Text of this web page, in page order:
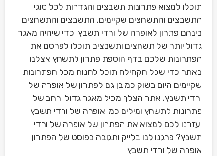
תוכלו למצוא פתרונות תשבצים והגדרות לכל סוגי
התשבצים והתשחצים שקיימים. התשבצים והתשחצים
בינהם פתרון לאופרה של ורדי תשבץ. כדי שיהיה מאגר
גדול יותר של תשחצים ותשבצים תוכלו לפרסם את
הפתרונות שלכם בדף הוספת פתרון לתשחץ אצלנו
באתר כדי שכל הקהילה תוכל להנות מכל הפתרונות
שקיימים היום בשוק כמובן גם לפתרון של אופרה של
ורדי תשבץ. אתר הצלף מכיל מאגר גדול ורחב של
פתרונות לתשחץ ומילים כמו אופרה של ורדי תשבץ
עזרנו לכם למצוא את הפתרון של אופרה של ורדי
תשבץ? פרגנו לנו בלייק ותגובה בפוסט של הפתרון
אופרה של ורדי תשבץ